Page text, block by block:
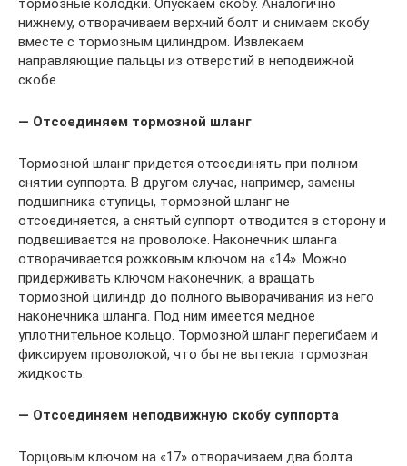
тормозные колодки. Опускаем скобу. Аналогично
нижнему, отворачиваем верхний болт и снимаем скобу
вместе с тормозным цилиндром. Извлекаем
направляющие пальцы из отверстий в неподвижной
скобе.
— Отсоединяем тормозной шланг
Тормозной шланг придется отсоединять при полном
снятии суппорта. В другом случае, например, замены
подшипника ступицы, тормозной шланг не
отсоединяется, а снятый суппорт отводится в сторону и
подвешивается на проволоке. Наконечник шланга
отворачивается рожковым ключом на «14». Можно
придерживать ключом наконечник, а вращать
тормозной цилиндр до полного выворачивания из него
наконечника шланга. Под ним имеется медное
уплотнительное кольцо. Тормозной шланг перегибаем и
фиксируем проволокой, что бы не вытекла тормозная
жидкость.
— Отсоединяем неподвижную скобу суппорта
Торцовым ключом на «17» отворачиваем два болта